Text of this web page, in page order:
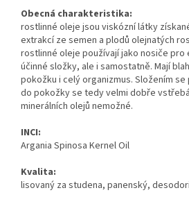
Obecná charakteristika:
rostlinné oleje jsou viskózní látky
extrakcí ze semen a plodů olejnatých
rostlinné oleje používají jako nosiče
účinné složky, ale i samostatně. Mají
pokožku i celý organizmus. Složením
do pokožky se tedy velmi dobře
minerálních olejů nemožné.
INCI:
Argania Spinosa Kernel Oil
Kvalita:
lisovaný za studena, panenský,